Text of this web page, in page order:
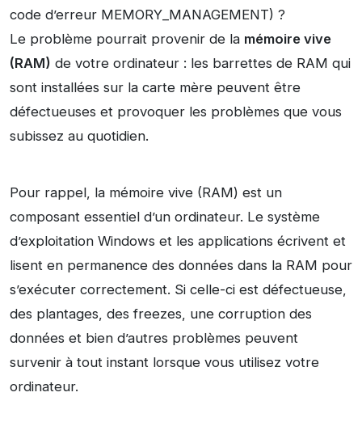
code d’erreur MEMORY_MANAGEMENT) ?
Le problème pourrait provenir de la mémoire vive
(RAM) de votre ordinateur : les barrettes de RAM qui
sont installées sur la carte mère peuvent être
défectueuses et provoquer les problèmes que vous
subissez au quotidien.
Pour rappel, la mémoire vive (RAM) est un
composant essentiel d’un ordinateur. Le système
d’exploitation Windows et les applications écrivent et
lisent en permanence des données dans la RAM pour
s’exécuter correctement. Si celle-ci est défectueuse,
des plantages, des freezes, une corruption des
données et bien d’autres problèmes peuvent
survenir à tout instant lorsque vous utilisez votre
ordinateur.